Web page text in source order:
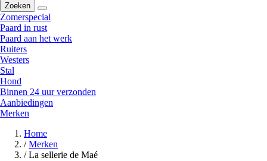
Zoeken
Zomerspecial
Paard in rust
Paard aan het werk
Ruiters
Westers
Stal
Hond
Binnen 24 uur verzonden
Aanbiedingen
Merken
Home
/ Merken
/ La sellerie de Maé